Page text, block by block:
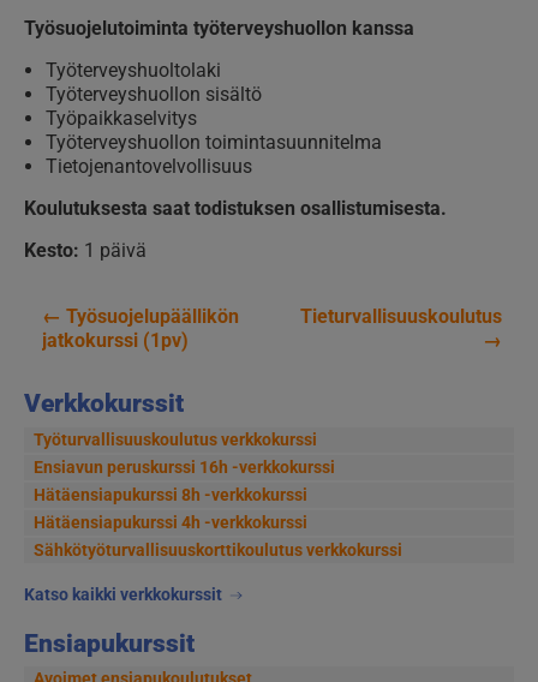
Verkkokurssit
Työturvallisuuskoulutus verkkokurssi
Ensiavun peruskurssi 16h -verkkokurssi
Hätäensiapukurssi 8h -verkkokurssi
Hätäensiapukurssi 4h -verkkokurssi
Sähkötyöturvallisuus­korttikoulutus verkkokurssi
Katso kaikki verkkokurssit
Ensiapukurssit
Avoimet ensiapukoulutukset
Työsuojelutoiminta työterveyshuollon kanssa
Työterveyshuoltolaki
Työterveyshuollon sisältö
Työpaikkaselvitys
Työterveyshuollon toimintasuunnitelma
Tietojenantovelvollisuus
Koulutuksesta saat todistuksen osallistumisesta.
Kesto: 1 päivä
Artikkelien
selaus
← Työsuojelupäällikön
jatkokurssi (1pv)
Tieturvallisuuskoulutus
→